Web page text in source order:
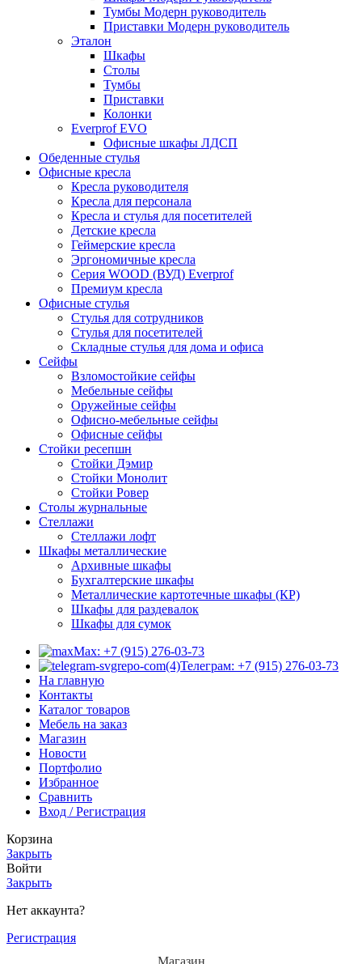
Тумбы Модерн руководитель
Приставки Модерн руководитель
Эталон
Шкафы
Столы
Тумбы
Приставки
Колонки
Everprof EVO
Офисные шкафы ЛДСП
Обеденные стулья
Офисные кресла
Кресла руководителя
Кресла для персонала
Кресла и стулья для посетителей
Детские кресла
Геймерские кресла
Эргономичные кресла
Серия WOOD (ВУД) Everprof
Премиум кресла
Офисные стулья
Стулья для сотрудников
Стулья для посетителей
Складные стулья для дома и офиса
Сейфы
Взломостойкие сейфы
Мебельные сейфы
Оружейные сейфы
Офисно-мебельные сейфы
Офисные сейфы
Стойки ресепшн
Стойки Дэмир
Стойки Монолит
Стойки Ровер
Столы журнальные
Стеллажи
Стеллажи лофт
Шкафы металлические
Архивные шкафы
Бухгалтерские шкафы
Металлические картотечные шкафы (КР)
Шкафы для раздевалок
Шкафы для сумок
Max: +7 (915) 276-03-73
Телеграм: +7 (915) 276-03-73
На главную
Контакты
Каталог товаров
Мебель на заказ
Магазин
Новости
Портфолио
Избранное
Сравнить
Вход / Регистрация
Корзина
Закрыть
Войти
Закрыть
Нет аккаунта?
Регистрация